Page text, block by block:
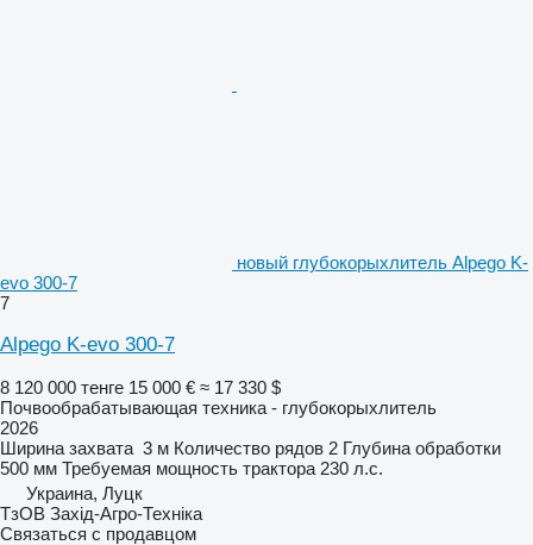
новый глубокорыхлитель Alpego K-
evo 300-7
7
Alpego K-evo 300-7
8 120 000 тенге 15 000 € ≈ 17 330 $
Почвообрабатывающая техника - глубокорыхлитель
2026
Ширина захвата 3 м Количество рядов 2 Глубина обработки
500 мм Требуемая мощность трактора 230 л.с.
Украина, Луцк
ТзОВ Захід-Агро-Техніка
Связаться с продавцом